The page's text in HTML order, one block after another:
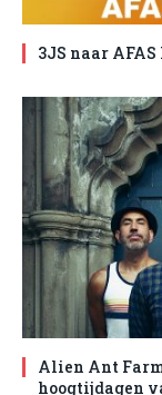
3JS naar
Alien Ant
hoogtijdagen